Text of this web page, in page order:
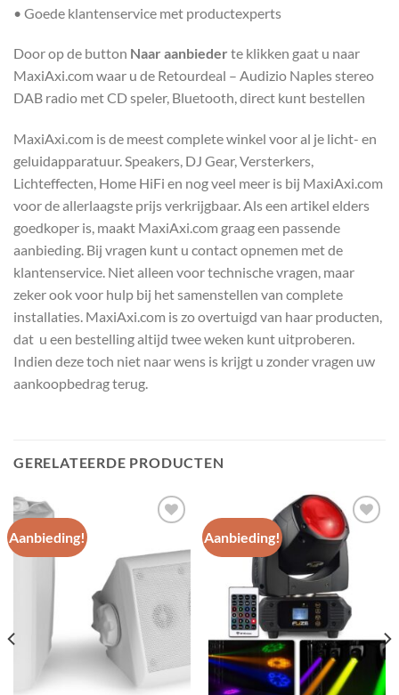
• Goede klantenservice met productexperts
Door op de button Naar aanbieder te klikken gaat u naar
MaxiAxi.com waar u de Retourdeal – Audizio Naples stereo
DAB radio met CD speler, Bluetooth, direct kunt bestellen
MaxiAxi.com is de meest complete winkel voor al je licht- en
geluidapparatuur. Speakers, DJ Gear, Versterkers,
Lichteffecten, Home HiFi en nog veel meer is bij MaxiAxi.com
voor de allerlaagste prijs verkrijgbaar. Als een artikel elders
goedkoper is, maakt MaxiAxi.com graag een passende
aanbieding. Bij vragen kunt u contact opnemen met de
klantenservice. Niet alleen voor technische vragen, maar
zeker ook voor hulp bij het samenstellen van complete
installaties. MaxiAxi.com is zo overtuigd van haar producten,
dat u een bestelling altijd twee weken kunt uitproberen.
Indien deze toch niet naar wens is krijgt u zonder vragen uw
aankoopbedrag terug.
GERELATEERDE PRODUCTEN
Aanbieding!
Toevoegen
Aanbieding!
Toevoegen
aan
wenslijst